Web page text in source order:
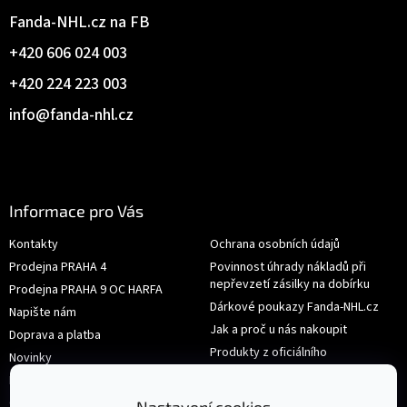
info@fanda-nhl.cz
+420 224 223 003
+420 606 024 003
Fanda-NHL.cz na FB
Informace pro Vás
Kontakty
Prodejna PRAHA 4
Prodejna PRAHA 9 OC HARFA
Napište nám
Doprava a platba
Novinky
Hodnocení obchodu
Obchodní podmínky
Ochrana osobních údajů
Povinnost úhrady nákladů při
nepřevzetí zásilky na dobírku
Dárkové poukazy Fanda-NHL.cz
Jak a proč u nás nakoupit
Produkty z oficiálního
shop.nhl.com